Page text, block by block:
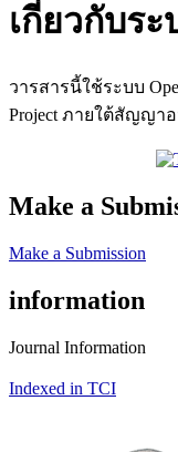
เกี่ยวกับระ
วารสารนี้ใช้ระบบ
Project ภายใต้สัญญาอ
Make a
Make a Submission
information
Journal Information
Indexed in TCI